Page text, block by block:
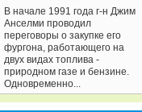
В начале 1991 года г-н Джим
Анселми проводил
переговоры о закупке его
фургона, работающего на
двух видах топлива -
природном газе и бензине.
Одновременно...